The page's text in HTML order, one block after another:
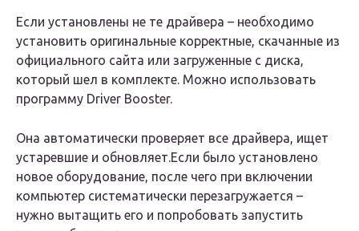
Если установлены не те драйвера – необходимо
установить оригинальные корректные, скачанные из
официального сайта или загруженные с диска,
который шел в комплекте. Можно использовать
программу Driver Booster.
Она автоматически проверяет все драйвера, ищет
устаревшие и обновляет.Если было установлено
новое оборудование, после чего при включении
компьютер систематически перезагружается –
нужно вытащить его и попробовать запустить